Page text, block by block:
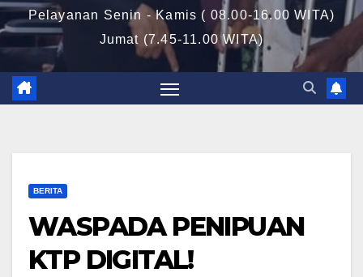
Pelayanan Senin - Kamis ( 08.00-16.00 WITA)
Jumat (7.45-11.00 WITA)
BERITA
WASPADA PENIPUAN
KTP DIGITAL!